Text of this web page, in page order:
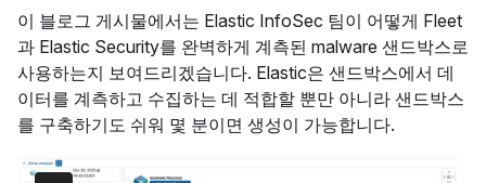
이 블로그 게시물에서는 Elastic InfoSec 팀이 어떻게 Fleet
과 Elastic Security를 완벽하게 계측된 malware 샌드박스로
사용하는지 보여드리겠습니다. Elastic은 샌드박스에서 데
이터를 계측하고 수집하는 데 적합할 뿐만 아니라 샌드박스
를 구축하기도 쉬워 몇 분이면 생성이 가능합니다.